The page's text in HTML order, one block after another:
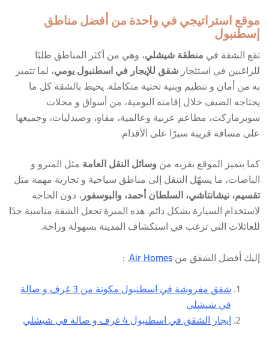
موقع استراتيجي في واحدة من أفضل مناطق
إسطنبول
تقع الشقة في منطقة شيشلي، وهي من أكثر المناطق طلبًا
للراغبين في استئجار شقق للإيجار في اسطنبول يومي، لما تتميز
به من أمان و تنظيم وبنية تحتية متكاملة. يحيط بالشقة كل ما
يحتاجه الضيف خلال إقامته اليومية، من أسواق و محلات
سوبرماركت، مطاعم عربية وعالمية، مقاهٍ، وصيدليات، وجميعها
على مسافة قريبة سيرًا على الأقدام.
كما يتميز الموقع بقربه من وسائل النقل العامة مثل المترو و
الباصات، ما يسهّل التنقل إلى مناطق سياحية و تجارية مهمة مثل
تقسيم، نيشانتاشي، السلطان أحمد، والبوسفور، دون الحاجة
لاستخدام السيارة بشكل دائم. هذه الميزة تجعل الشقة مناسبة جدًا
للعائلات التي ترغب في استكشاف المدينة بسهولة وراحة.
إليك أفضل الشقق منAir Homes
. :
شقق مفروشة في اسطنبول مكونة من 3 غرف و صالة
في شيشلي
ايجار الشقق في اسطنبول 4 غرف و صالة في شيشلي